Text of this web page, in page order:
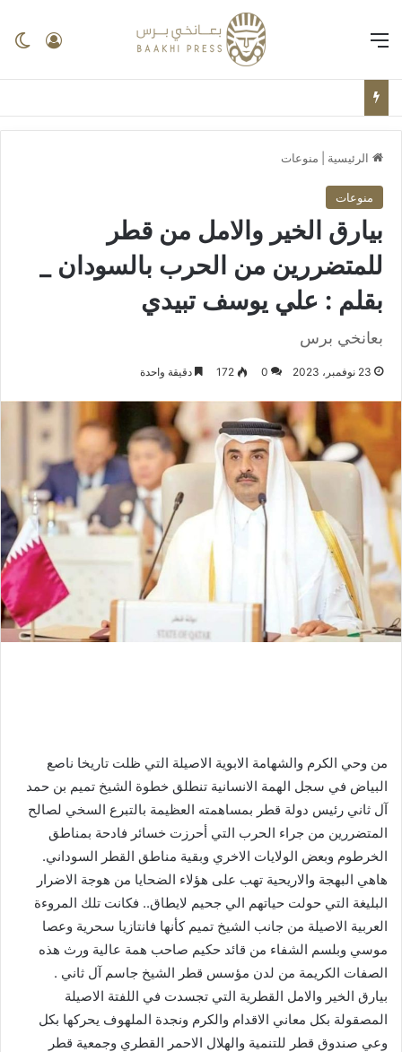
الرئيسية منوعات
منوعات
بيارق الخير والامل من قطر
للمتضررين من الحرب بالسودان _
بقلم : علي يوسف تبيدي
بعانخي برس
23 نوفمبر، 2023 0
172 دقيقة واحدة
من وحي الكرم والشهامة الابوية الاصيلة التي ظلت تاريخا ناصع
البياض في سجل الهمة الانسانية تنطلق خطوة الشيخ تميم بن حمد
آل ثاني رئيس دولة قطر بمساهمته العظيمة بالتبرع السخي لصالح
المتضررين من جراء الحرب التي أحرزت خسائر فادحة بمناطق
الخرطوم وبعض الولايات الاخري وبقية مناطق القطر السوداني.
هاهي البهجة والاريحية تهب على هؤلاء الضحايا من هوجة الاضرار
البليغة التي حولت حياتهم الي جحيم لايطاق.. فكانت تلك المروءة
العربية الاصيلة من جانب الشيخ تميم كأنها فانتازيا سحرية وعصا
موسي وبلسم الشفاء من قائد حكيم صاحب همة عالية ورث هذه
الصفات الكريمة من لدن مؤسس قطر الشيخ جاسم آل ثاني .
بيارق الخير والامل القطرية التي تجسدت في اللفتة الاصيلة
المصقولة بكل معاني الاقدام والكرم ونجدة الملهوف يحركها بكل
وعي صندوق قطر للتنمية والهلال الاحمر القطري وجمعية قطر